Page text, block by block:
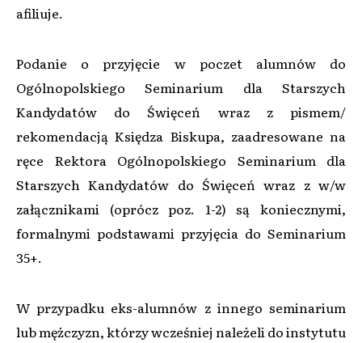
afiliuje.
Podanie o przyjęcie w poczet alumnów do
Ogólnopolskiego Seminarium dla Starszych
Kandydatów do Święceń wraz z pismem/
rekomendacją Księdza Biskupa, zaadresowane na
ręce Rektora Ogólnopolskiego Seminarium dla
Starszych Kandydatów do Święceń wraz z w/w
załącznikami (oprócz poz. 1-2) są koniecznymi,
formalnymi podstawami przyjęcia do Seminarium
35+.
W przypadku eks-alumnów z innego seminarium
lub mężczyzn, którzy wcześniej należeli do instytutu